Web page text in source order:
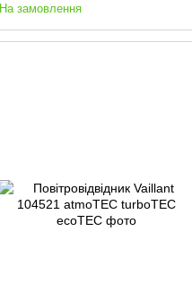
На замовлення